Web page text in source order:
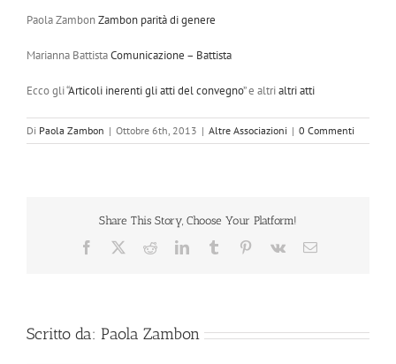
Paola ZambonZambon parità di genere
Marianna BattistaComunicazione – Battista
Ecco gli “Articoli inerenti gli atti del convegno” e altrialtri atti
Di Paola Zambon | Ottobre 6th, 2013 | Altre Associazioni | 0 Commenti
Share This Story, Choose Your Platform!
Facebook RedditLinkedInTumblr Pinterest
Vk Email
Scritto da: Paola Zambon